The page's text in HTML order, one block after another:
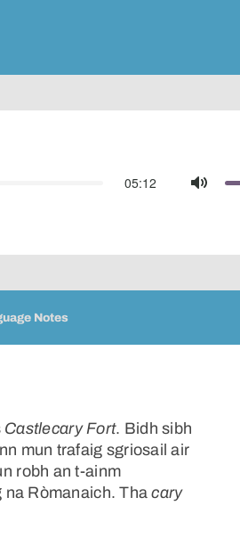
05:12
Mute
Notes
Castlecary Fort. Bidh sibh
mun trafaig sgriosail air
robh an t-ainm
na Ròmanaich. Thacary